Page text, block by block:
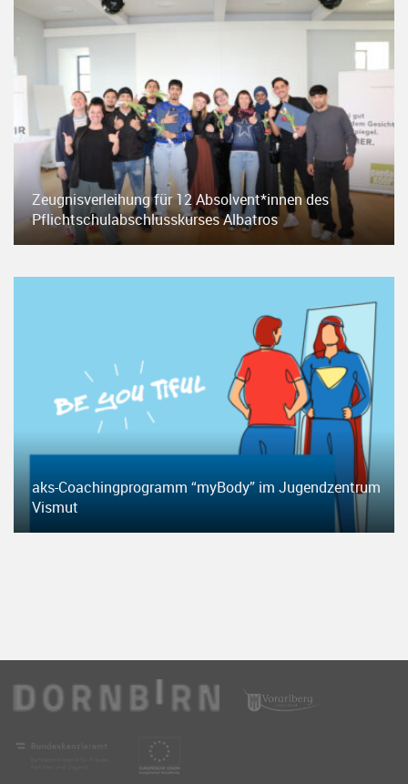
Zeugnisverleihung für 12 Absolvent*innen des
Pflichtschulabschlusskurses Albatros
aks-Coachingprogramm “myBody” im Jugendzentrum
Vismut